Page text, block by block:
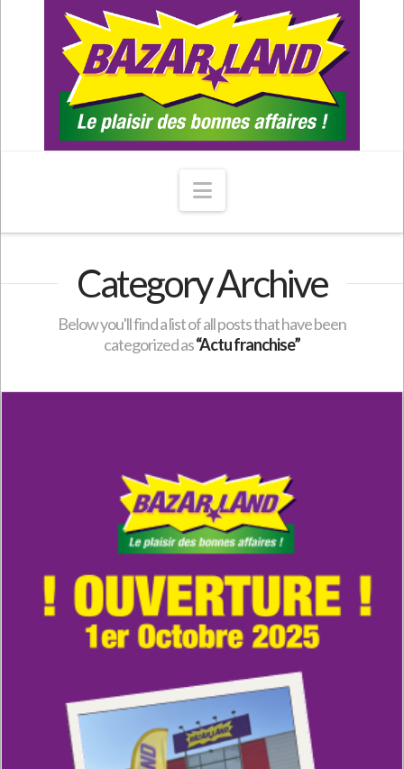
Navigation
Category Archive
Below you'll find a list of all posts that have been
categorized as“Actu franchise”